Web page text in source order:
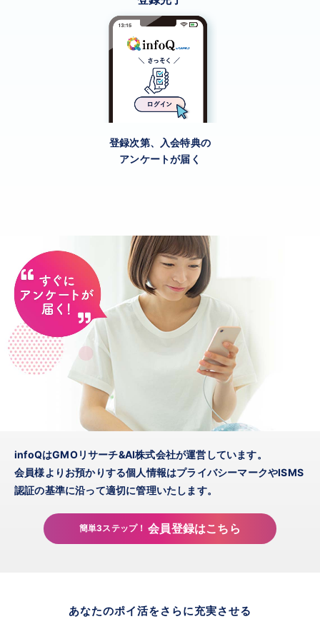
登録次第、入会特典の
アンケートが届く
infoQはGMOリサーチ&AI株式会社が運営しています。
会員様よりお預かりする個人情報はプライバシーマークやISMS
認証の基準に沿って適切に管理いたします。
簡単3ステップ！ 会員登録はこちら
あなたのポイ活をさらに充実させる